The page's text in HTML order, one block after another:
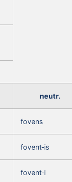
neutr.
fovens
fovent‑is
fovent‑i